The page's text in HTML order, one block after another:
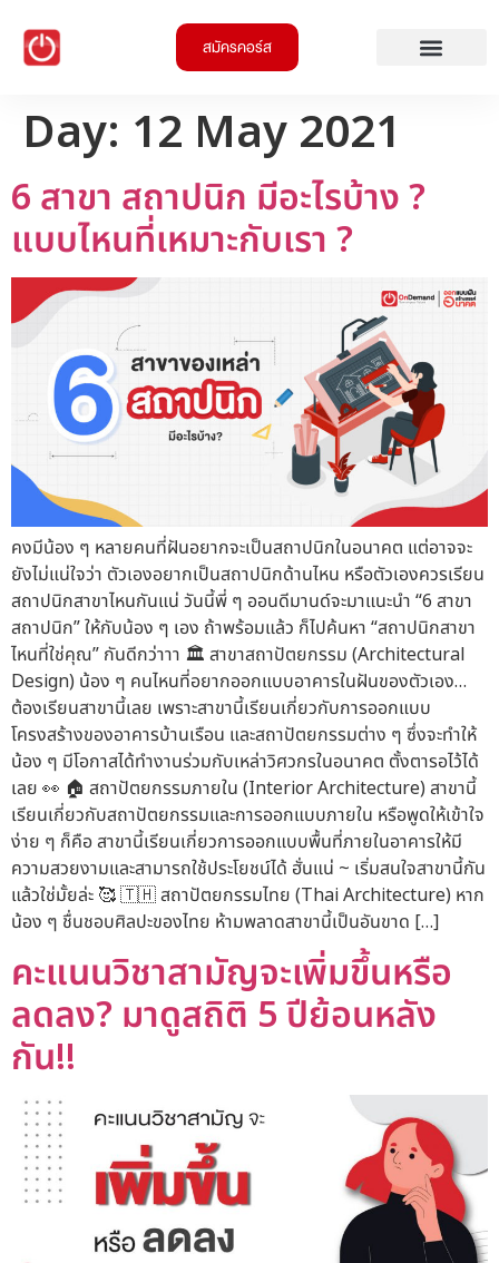
สมัครคอร์ส
Day: 12 May 2021
6 สาขา สถาปนิก มีอะไรบ้าง ?
แบบไหนที่เหมาะกับเรา ?
คงมีน้อง ๆ หลายคนที่ฝันอยากจะเป็นสถาปนิกในอนาคต แต่อาจจะ
ยังไม่แน่ใจว่า ตัวเองอยากเป็นสถาปนิกด้านไหน หรือตัวเองควรเรียน
สถาปนิกสาขาไหนกันแน่ วันนี้พี่ ๆ ออนดีมานด์จะมาแนะนำ “6 สาขา
สถาปนิก” ให้กับน้อง ๆ เอง ถ้าพร้อมแล้ว ก็ไปค้นหา “สถาปนิกสาขา
ไหนที่ใช่คุณ” กันดีกว่าาา 🏛 สาขาสถาปัตยกรรม (Architectural
Design) น้อง ๆ คนไหนที่อยากออกแบบอาคารในฝันของตัวเอง…
ต้องเรียนสาขานี้เลย เพราะสาขานี้เรียนเกี่ยวกับการออกแบบ
โครงสร้างของอาคารบ้านเรือน และสถาปัตยกรรมต่าง ๆ ซึ่งจะทำให้
น้อง ๆ มีโอกาสได้ทำงานร่วมกับเหล่าวิศวกรในอนาคต ตั้งตารอไว้ได้
เลย 👀 🏠 สถาปัตยกรรมภายใน (Interior Architecture) สาขานี้
เรียนเกี่ยวกับสถาปัตยกรรมและการออกแบบภายใน หรือพูดให้เข้าใจ
ง่าย ๆ ก็คือ สาขานี้เรียนเกี่ยวการออกแบบพื้นที่ภายในอาคารให้มี
ความสวยงามและสามารถใช้ประโยชน์ได้ ฮั่นแน่ ~ เริ่มสนใจสาขานี้กัน
แล้วใช่มั้ยล่ะ 🥰 🇹🇭 สถาปัตยกรรมไทย (Thai Architecture) หาก
น้อง ๆ ชื่นชอบศิลปะของไทย ห้ามพลาดสาขานี้เป็นอันขาด […]
คะแนนวิชาสามัญจะเพิ่มขึ้นหรือ
ลดลง? มาดูสถิติ 5 ปีย้อนหลัง
กัน!!